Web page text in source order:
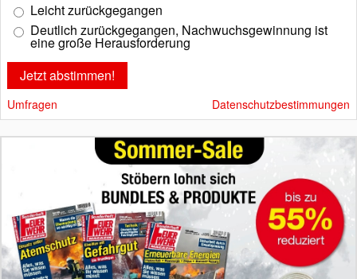
Leicht zurückgegangen
Deutlich zurückgegangen, Nachwuchsgewinnung ist
eine große Herausforderung
Umfragen Datenschutzbestimmungen